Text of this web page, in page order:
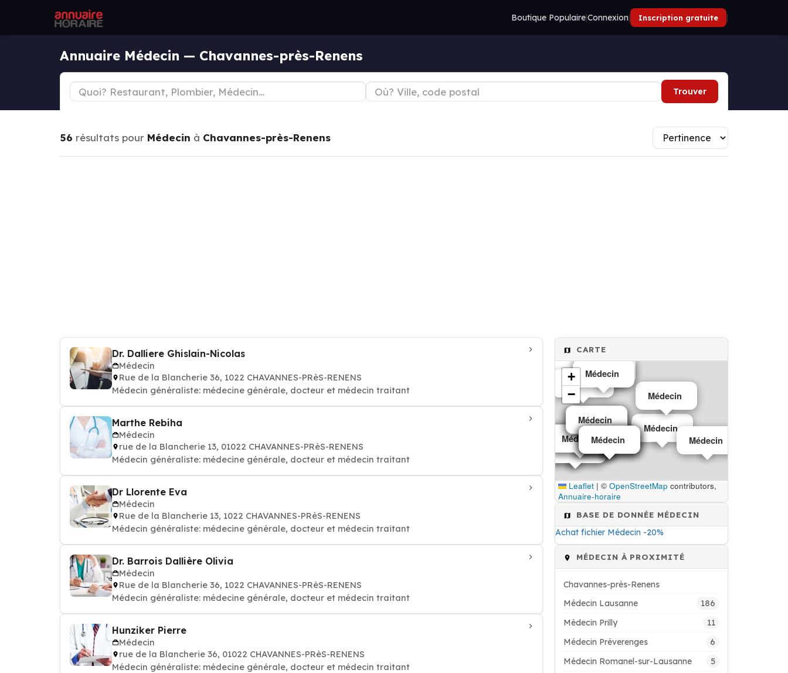
Boutique Populaire|Connexion| Inscription gratuite |
Annuaire Médecin — Chavannes-près-Renens
Trouver
56 résultats pour Médecin à Chavannes-près-Renens
Dr. Dalliere Ghislain-Nicolas
Médecin
Rue de la Blancherie 36, 1022 CHAVANNES-PRèS-RENENS
Médecin généraliste: médecine générale, docteur et médecin traitant
Marthe Rebiha
Médecin
rue de la Blancherie 13, 01022 CHAVANNES-PRèS-RENENS
Médecin généraliste: médecine générale, docteur et médecin traitant
Dr Llorente Eva
Médecin
Rue de la Blancherie 13, 1022 CHAVANNES-PRèS-RENENS
Médecin généraliste: médecine générale, docteur et médecin traitant
Dr. Barrois Dallière Olivia
Médecin
Rue de la Blancherie 36, 1022 CHAVANNES-PRèS-RENENS
Médecin généraliste: médecine générale, docteur et médecin traitant
Hunziker Pierre
Médecin
rue de la Blancherie 36, 01022 CHAVANNES-PRèS-RENENS
Médecin généraliste: médecine générale, docteur et médecin traitant
CARTE
Médecin
Médecin
Médecin
Médecin
Médecin
Médecin
Médecin
Médecin
Médecin
Médecin
Médecin
Médecin
Médecin
Médecin
Médecin
Médecin
Médecin
Médecin
Médecin
Médecin
+
−
Leaflet | © OpenStreetMap contributors,
Annuaire-horaire
BASE DE DONNÉE MÉDECIN
Achat fichier Médecin -20%
MÉDECIN À PROXIMITÉ
Chavannes-près-Renens
Médecin Lausanne
186
Médecin Prilly 11
Médecin Préverenges 6
Médecin Romanel-sur-Lausanne 5